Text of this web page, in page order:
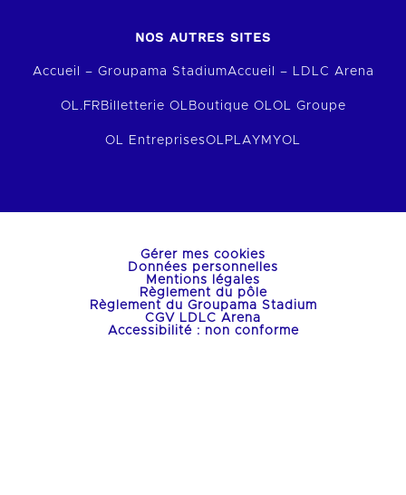
NOS AUTRES SITES
Accueil – Groupama StadiumAccueil – LDLC Arena
OL.FR Billetterie OL Boutique OLOL Groupe
OL EntreprisesOLPLAY MYOL
Gérer mes cookies
Données personnelles
Mentions légales
Règlement du pôle
Règlement du Groupama Stadium
CGV LDLC Arena
Accessibilité : non conforme